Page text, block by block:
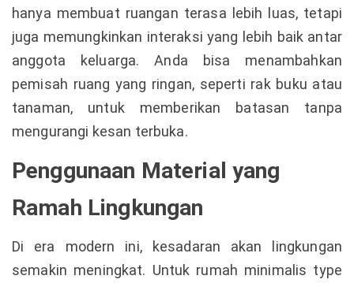
hanya membuat ruangan terasa lebih luas, tetapi
juga memungkinkan interaksi yang lebih baik antar
anggota keluarga. Anda bisa menambahkan
pemisah ruang yang ringan, seperti rak buku atau
tanaman, untuk memberikan batasan tanpa
mengurangi kesan terbuka.
Penggunaan Material yang
Ramah Lingkungan
Di era modern ini, kesadaran akan lingkungan
semakin meningkat. Untuk rumah minimalis type